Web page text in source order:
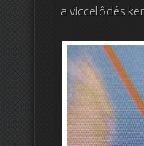
a viccelődés